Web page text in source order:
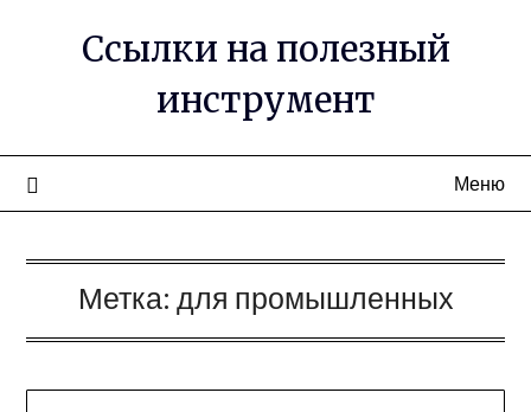
Ссылки на полезный
инструмент
Меню
Метка: для промышленных